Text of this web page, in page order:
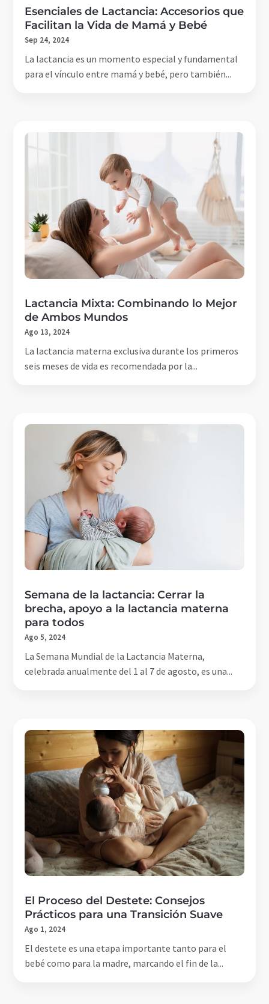
Esenciales de Lactancia: Accesorios que
Facilitan la Vida de Mamá y Bebé
Sep 24, 2024
La lactancia es un momento especial y fundamental
para el vínculo entre mamá y bebé, pero también...
Lactancia Mixta: Combinando lo Mejor
de Ambos Mundos
Ago 13, 2024
La lactancia materna exclusiva durante los primeros
seis meses de vida es recomendada por la...
Semana de la lactancia: Cerrar la
brecha, apoyo a la lactancia materna
para todos
Ago 5, 2024
La Semana Mundial de la Lactancia Materna,
celebrada anualmente del 1 al 7 de agosto, es una...
El Proceso del Destete: Consejos
Prácticos para una Transición Suave
Ago 1, 2024
El destete es una etapa importante tanto para el
bebé como para la madre, marcando el fin de la...